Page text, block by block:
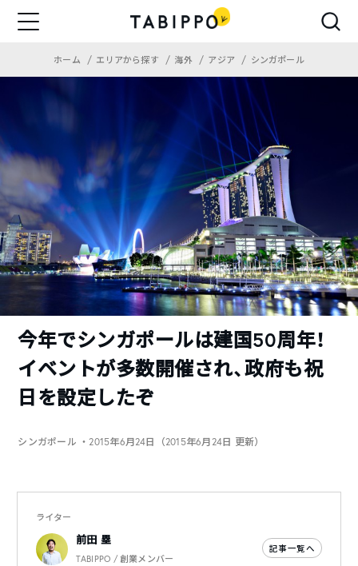
ホーム エリアから探す 海外 アジア シンガポール
今年でシンガポールは建国50周年！
イベントが多数開催され、政府も祝
日を設定したぞ
シンガポール ・2015年6月24日（2015年6月24日 更新）
ライター
前田 塁
TABIPPO / 創業メンバー
記事一覧へ